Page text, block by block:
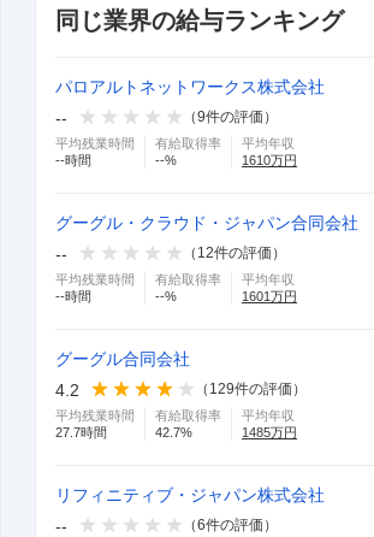
同じ業界の給与ランキング
パロアルトネットワークス株式会社
--
（9件の評価）
平均残業時間
--時間
有給取得率
--%
平均年収
1610万円
グーグル・クラウド・ジャパン合同会社
--
（ 12件の評価）
平均残業時間
--時間
有給取得率
--%
平均年収
1601 万円
グーグル合同会社
4.2
（ 129件の評価）
平均残業時間
27.7時間
有給取得率
42.7%
平均年収
1485万円
リフィニティブ・ジャパン株式会社
--
（6件の評価）